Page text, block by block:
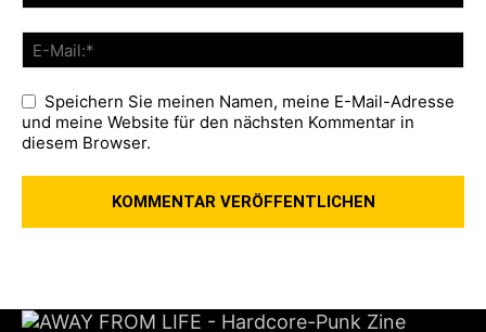
Speichern Sie meinen Namen, meine E-Mail-Adresse
und meine Website für den nächsten Kommentar in
diesem Browser.